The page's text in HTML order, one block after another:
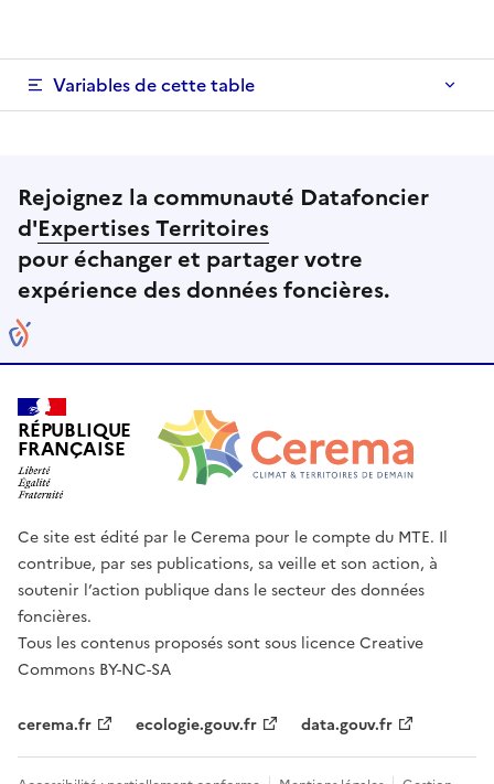
Variables de cette table
Rejoignez la communauté Datafoncier
d'Expertises Territoires
pour échanger et partager votre
expérience des données foncières.
RÉPUBLIQUE
FRANÇAISE
Ce site est édité par le Cerema pour le compte du MTE. Il
contribue, par ses publications, sa veille et son action, à
soutenir l’action publique dans le secteur des données
foncières.
Tous les contenus proposés sont sous licence Creative
Commons BY-NC-SA
cerema.fr ecologie.gouv.fr data.gouv.fr